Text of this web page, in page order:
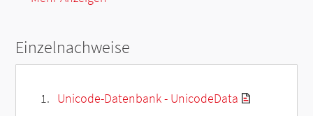
Einzelnachweise
Unicode-Datenbank - UnicodeData